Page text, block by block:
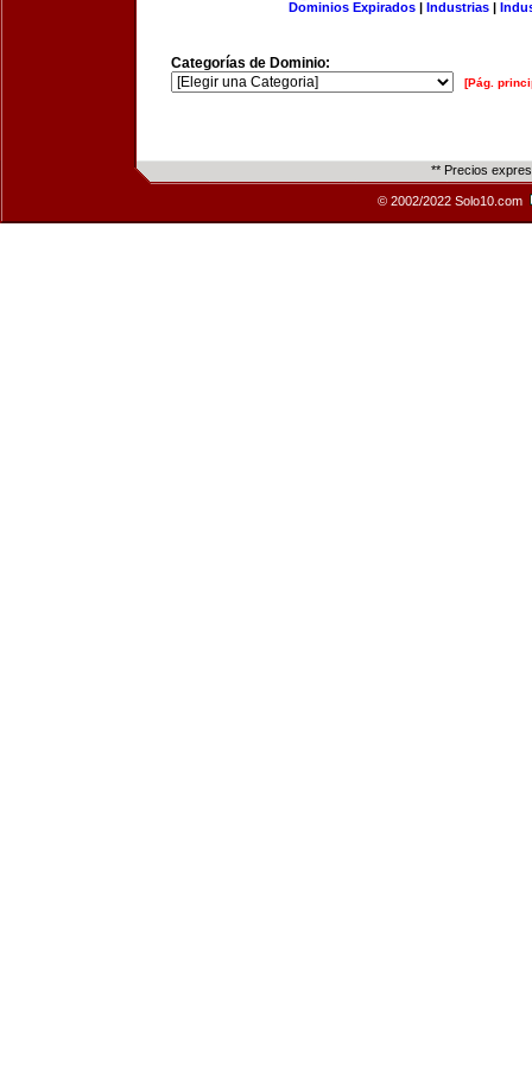
Dominios Expirados | Industrias |
Categorías de Dominio:
[Pág.
** Precios
© 2002/2022 Solo10.com